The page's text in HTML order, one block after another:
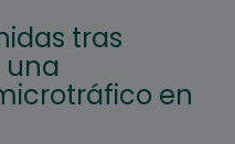
tras
una
en